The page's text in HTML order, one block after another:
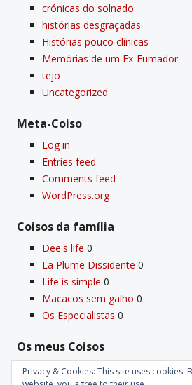
crónicas do solnado
histórias desgraçadas
Histórias pouco clí­nicas
Memórias de um Ex-Fumador
tejo
Uncategorized
Meta-Coiso
Log in
Entries feed
Comments feed
WordPress.org
Coisos da famí­lia
Dee's life 0
La Plume Dissidente 0
Life is simple 0
Macacos sem galho 0
Os Especialistas 0
Os meus Coisos
Deus0
Privacy & Cookies: This site uses cookies.